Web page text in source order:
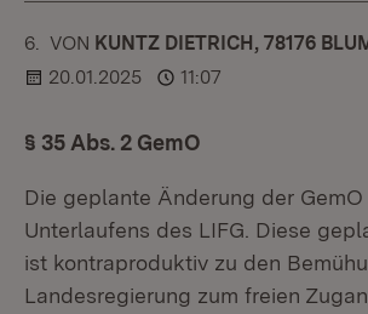
6. KOMMENTAR
VON :KUNTZ DIETRICH, 78176
20.01.2025
11:07
§ 35 Abs. 2 GemO
Die geplante Änderung der
Unterlaufens des LIFG. Diese
ist kontraproduktiv zu den
Landesregierung zum freien